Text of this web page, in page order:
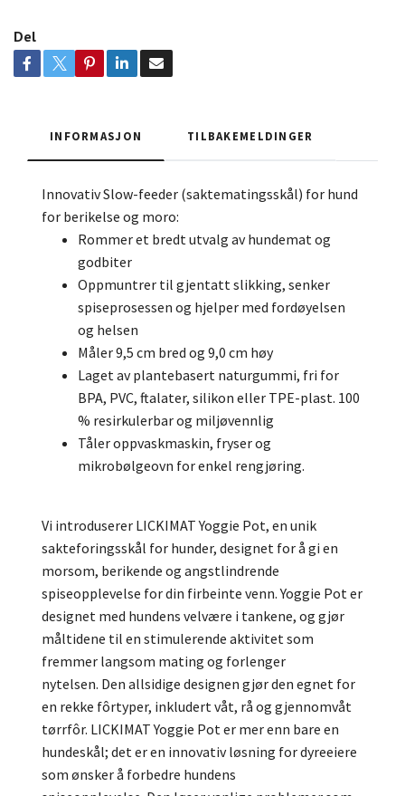
Del
INFORMASJON TILBAKEMELDINGER
Innovativ Slow-feeder (saktematingsskål) for hund
for berikelse og moro:
Rommer et bredt utvalg av hundemat og
godbiter
Oppmuntrer til gjentatt slikking, senker
spiseprosessen og hjelper med fordøyelsen
og helsen
Måler 9,5 cm bred og 9,0 cm høy
Laget av plantebasert naturgummi, fri for
BPA, PVC, ftalater, silikon eller TPE-plast. 100
% resirkulerbar og miljøvennlig
Tåler oppvaskmaskin, fryser og
mikrobølgeovn for enkel rengjøring.
Vi introduserer LICKIMAT Yoggie Pot, en unik
sakteforingsskål for hunder, designet for å gi en
morsom, berikende og angstlindrende
spiseopplevelse for din firbeinte venn. Yoggie Pot er
designet med hundens velvære i tankene, og gjør
måltidene til en stimulerende aktivitet som
fremmer langsom mating og forlenger
nytelsen. Den allsidige designen gjør den egnet for
en rekke fôrtyper, inkludert våt, rå og gjennomvåt
tørrfôr. LICKIMAT Yoggie Pot er mer enn bare en
hundeskål; det er en innovativ løsning for dyreeiere
som ønsker å forbedre hundens